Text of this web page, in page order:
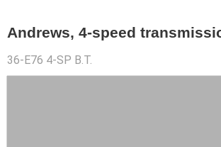
Andrews, 4-speed
36-E76 4-SP B.T.